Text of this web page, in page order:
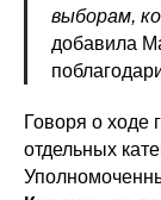
выборам,
добавила
Говоря о ходе
отдельных